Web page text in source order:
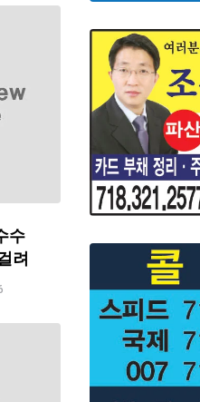
수
려